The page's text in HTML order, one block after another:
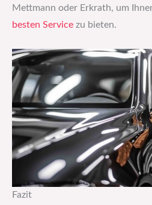
Mettmann oder Erkrath, um
besten Service zu bieten.
Fazit